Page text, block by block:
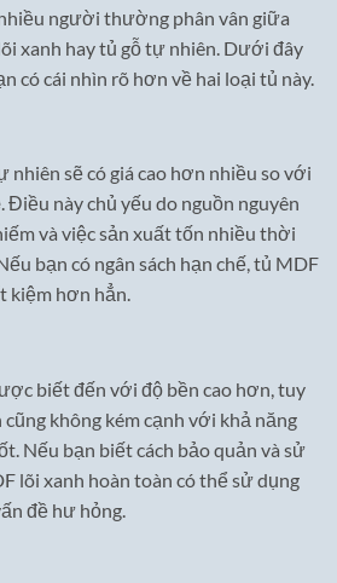
người thường phân vân giữa
xanh hay tủ gỗ tự nhiên. Dưới đây
có cái nhìn rõ hơn về hai loại tủ này.
sẽ có giá cao hơn nhiều so với
. Điều này chủ yếu do nguồn nguyên
và việc sản xuất tốn nhiều thời
bạn có ngân sách hạn chế, tủ MDF
kiệm hơn hẳn.
biết đến với độ bền cao hơn, tuy
không kém cạnh với khả năng
Nếu bạn biết cách bảo quản và sử
lõi xanh hoàn toàn có thể sử dụng
đề hư hỏng.